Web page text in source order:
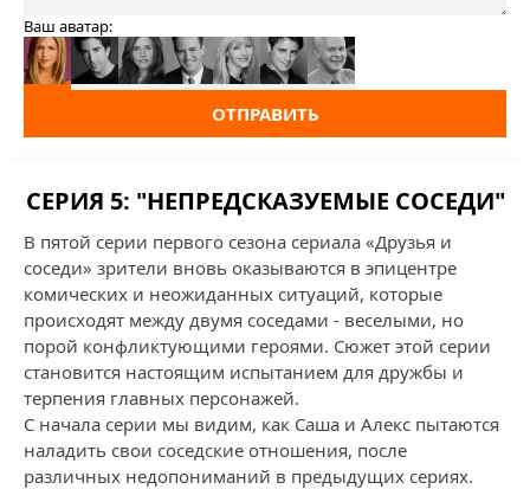
Ваш аватар:
ОТПРАВИТЬ
СЕРИЯ 5: "НЕПРЕДСКАЗУЕМЫЕ СОСЕДИ"
В пятой серии первого сезона сериала «Друзья и
соседи» зрители вновь оказываются в эпицентре
комических и неожиданных ситуаций, которые
происходят между двумя соседами - веселыми, но
порой конфликтующими героями. Сюжет этой серии
становится настоящим испытанием для дружбы и
терпения главных персонажей.
С начала серии мы видим, как Саша и Алекс пытаются
наладить свои соседские отношения, после
различных недопониманий в предыдущих сериях.